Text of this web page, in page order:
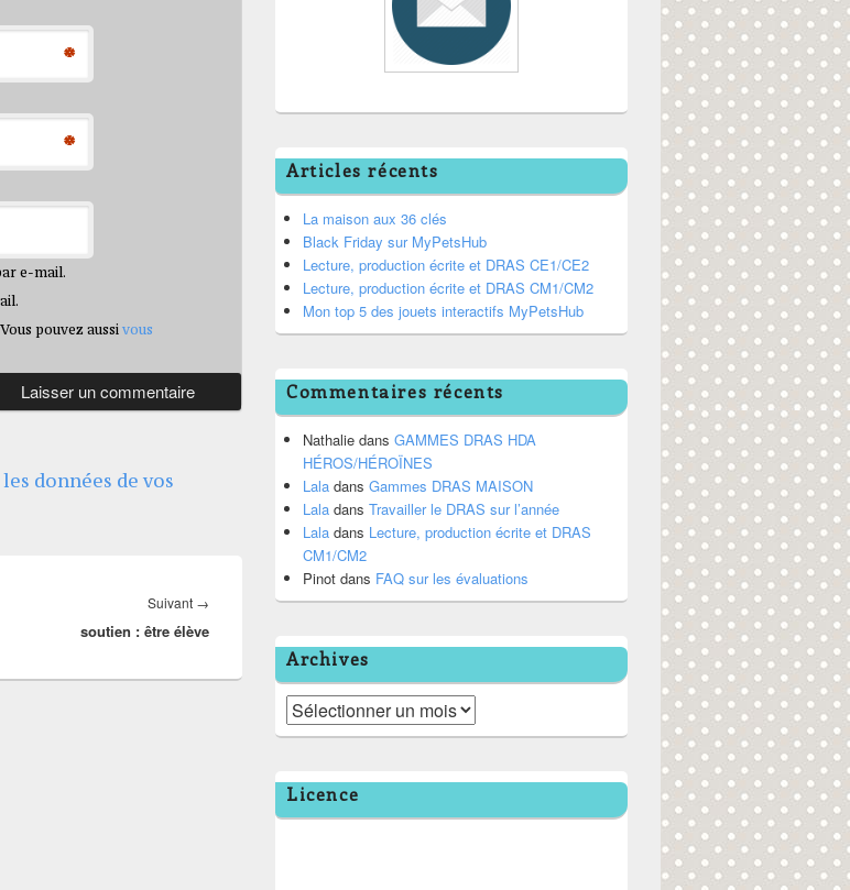
*
*
e-mail.
pouvez aussi vous
données de vos
Suivant →
suivant :
soutien : être élève
Articles récents
La maison aux 36 clés
Black Friday sur MyPetsHub
Lecture, production écrite et DRAS CE1/CE2
Lecture, production écrite et DRAS CM1/CM2
Mon top 5 des jouets interactifs MyPetsHub
Commentaires récents
Nathalie dans GAMMES DRAS HDA
HÉROS/HÉROÏNES
Lala dans Gammes DRAS MAISON
Lala dans Travailler le DRAS sur l’année
Lala dans Lecture, production écrite et DRAS
CM1/CM2
Pinot dans FAQ sur les évaluations
Archives
Archives
Licence